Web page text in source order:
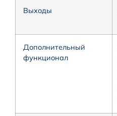
Выходы
Дополнительный
функционал